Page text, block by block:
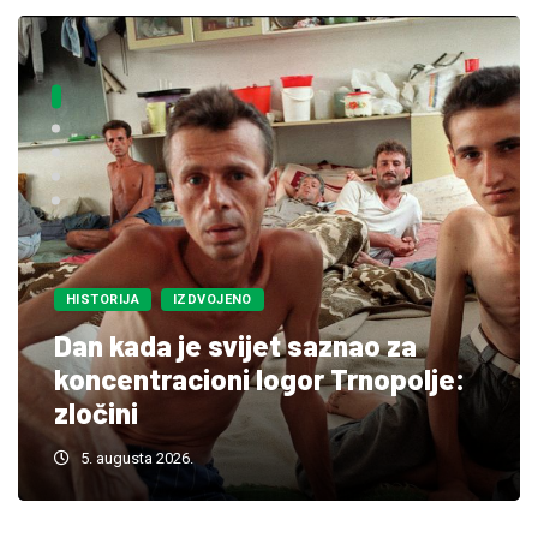
HISTORIJA IZDVOJENO
Banjalučki boj 1737.
velika pobjeda branilaca
nad vojskom
4. augusta 2026.